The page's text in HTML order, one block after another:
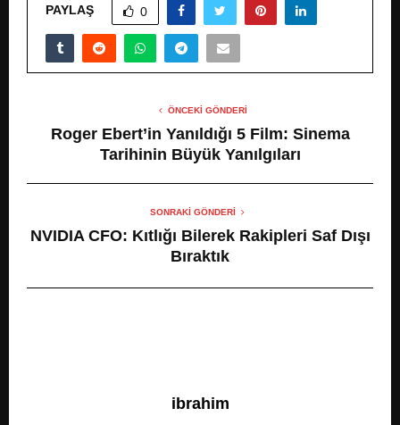
PAYLAŞ 0
ÖNCEKI GÖNDERI
Roger Ebert’in Yanıldığı 5 Film: Sinema
Tarihinin Büyük Yanılgıları
SONRAKI GÖNDERI
NVIDIA CFO: Kıtlığı Bilerek Rakipleri Saf Dışı
Bıraktık
ibrahim